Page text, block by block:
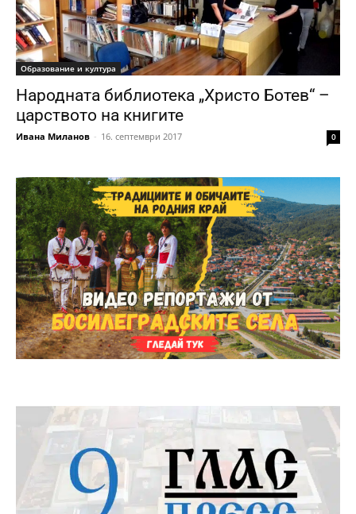
Образование и култура
Народната библиотека „Христо Ботев“ –
царството на книгите
Ивана Миланов - 16. септември 2017 0